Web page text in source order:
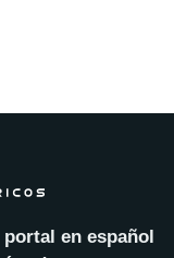
en español